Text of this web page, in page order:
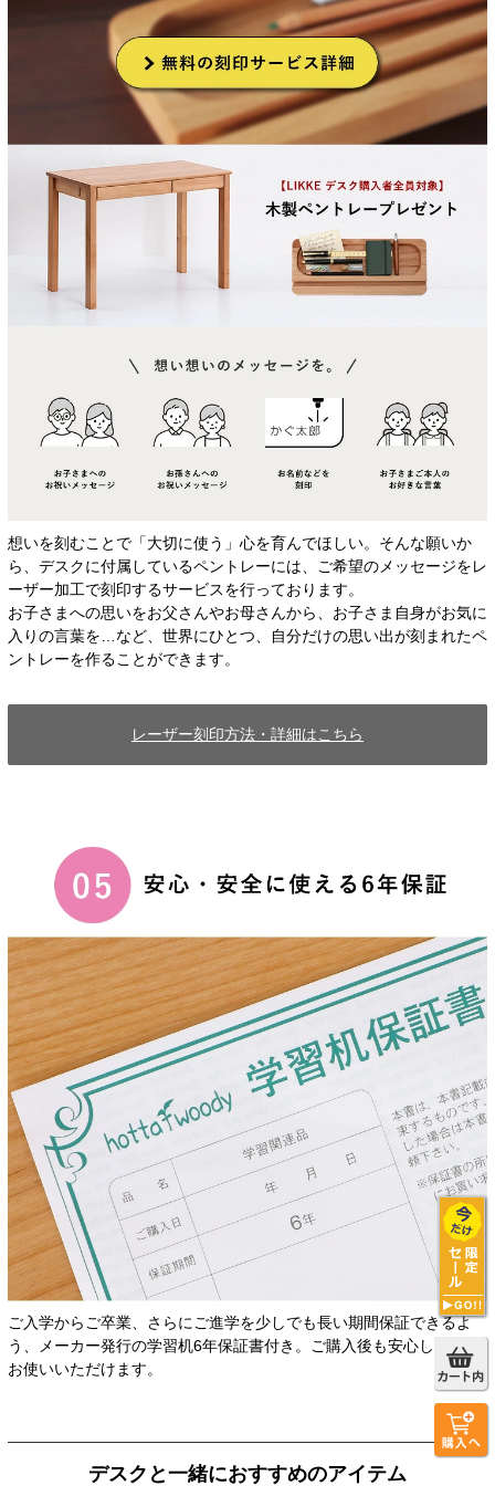
想いを刻むことで「大切に使う」心を育んでほしい。そんな願いか
ら、デスクに付属しているペントレーには、ご希望のメッセージをレ
ーザー加工で刻印するサービスを行っております。
お子さまへの思いをお父さんやお母さんから、お子さま自身がお気に
入りの言葉を…など、世界にひとつ、自分だけの思い出が刻まれたペ
ントレーを作ることができます。
レーザー刻印方法・詳細はこちら
ご入学からご卒業、さらにご進学を少しでも長い期間保証できるよ
う、メーカー発行の学習机6年保証書付き。ご購入後も安心して長く
お使いいただけます。
デスクと一緒におすすめのアイテム